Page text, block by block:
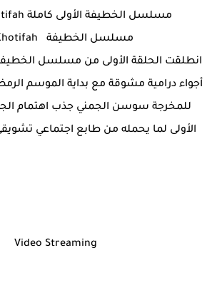
مسلسل الخطيفة الأولى كاملة HD – El Khotifah
مسلسل الخطيفة El Khotifah
أجواء درامية مشوقة مع بداية الموسم
للمخرجة سوسن الجمني جذب اهتمام
الأولى لما يحمله من طابع اجتماعي